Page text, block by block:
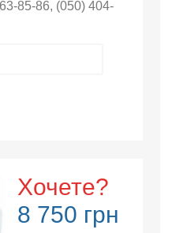
85-86, (050) 404-
Хочете?
8 750 грн